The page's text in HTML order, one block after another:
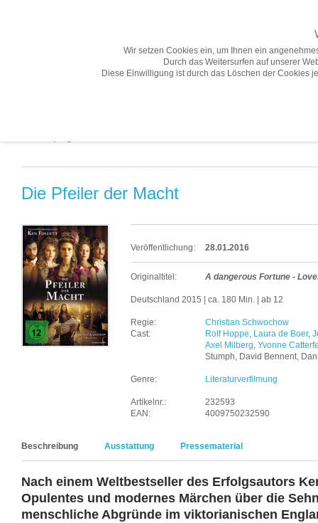
Die Pfeiler der Macht
Veröffentlichung: 28.01.2016
Originaltitel: A dangerous Fortune -
Deutschland 2015 | ca. 180 Min. | ab 12
Regie:
Christian Schwochow
Cast:
Rolf Hoppe, Laura de Boer,
Axel Milberg, Yvonne
Stumph, David Bennent,
Genre: Literaturverfilmung
Artikelnr.:
232593
EAN:
4009750232590
Beschreibung Ausstattung Pressematerial
Nach einem Weltbestseller des Erfolgsautors
Opulentes und modernes Märchen über die
menschliche Abgründe im viktorianischen
Wir setzen Cookies ein, um Ihnen ein
Durch das Weitersurfen auf unserer
Diese Einwilligung ist durch das Löschen der Cookies